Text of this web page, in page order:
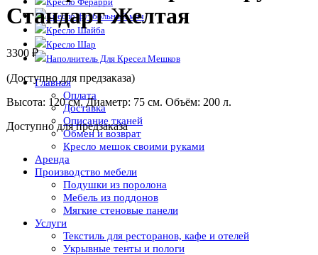
Кресло футбольный мяч
Кресло Шайба
Кресло Шар
Наполнитель Для Кресел Мешков
Главная
Оплата
Доставка
Описание тканей
Обмен и возврат
Кресло мешок своими руками
Аренда
Производство мебели
Подушки из поролона
Мебель из поддонов
Мягкие стеновые панели
Услуги
Текстиль для ресторанов, кафе и отелей
Укрывные тенты и пологи
Стандарт Желтая
3300 ₽
(Доступно для предзаказа)
Высота: 120 см. Диаметр: 75 см. Объём: 200 л.
Доступно для предзаказа